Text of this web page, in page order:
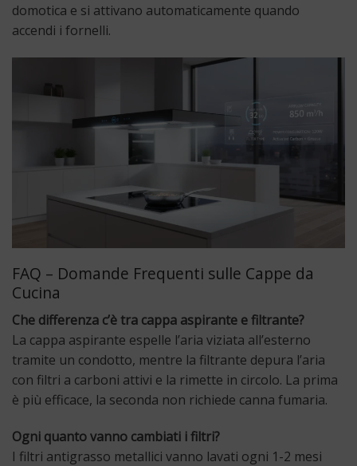
domotica e si attivano automaticamente quando
accendi i fornelli.
FAQ – Domande Frequenti sulle Cappe da
Cucina
Che differenza c’è tra cappa aspirante e filtrante?
La cappa aspirante espelle l’aria viziata all’esterno
tramite un condotto, mentre la filtrante depura l’aria
con filtri a carboni attivi e la rimette in circolo. La prima
è più efficace, la seconda non richiede canna fumaria.
Ogni quanto vanno cambiati i filtri?
I filtri antigrasso metallici vanno lavati ogni 1-2 mesi